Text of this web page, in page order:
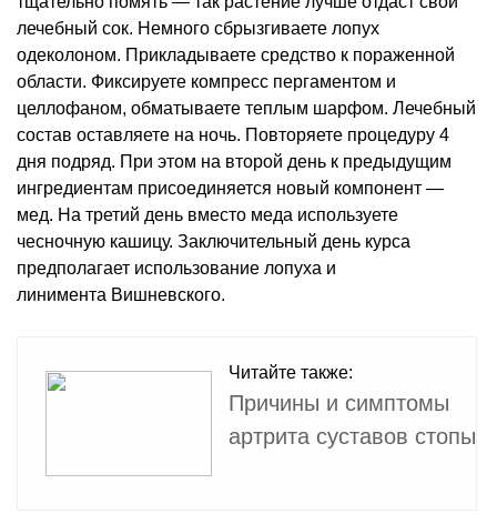
лечебный сок. Немного сбрызгиваете лопух
одеколоном. Прикладываете средство к пораженной
области. Фиксируете компресс пергаментом и
целлофаном, обматываете теплым шарфом. Лечебный
состав оставляете на ночь. Повторяете процедуру 4
дня подряд. При этом на второй день к предыдущим
ингредиентам присоединяется новый компонент —
мед. На третий день вместо меда используете
чесночную кашицу. Заключительный день курса
предполагает использование лопуха и
линимента Вишневского.
Читайте также:
Причины и симптомы
артрита суставов стопы